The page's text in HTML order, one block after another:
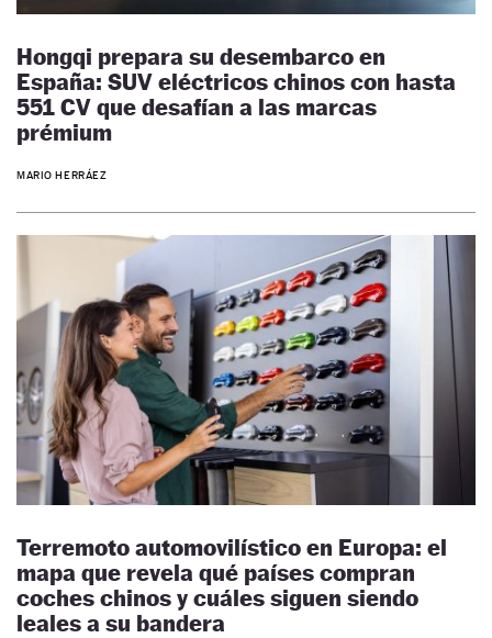
Hongqi prepara su desembarco en
España: SUV eléctricos chinos con hasta
551 CV que desafían a las marcas
prémium
MARIO HERRÁEZ
Terremoto automovilístico en Europa: el
mapa que revela qué países compran
coches chinos y cuáles siguen siendo
leales a su bandera